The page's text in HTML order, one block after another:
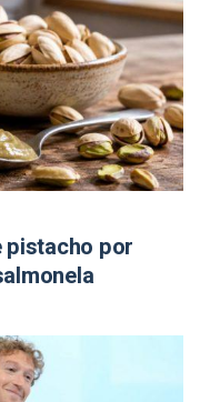
pistacho por